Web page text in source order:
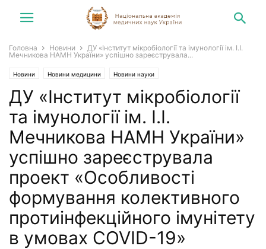
Головна Новини
ДУ «Інститут мікробіології та імунології ім. І.І.
Мечникова НАМН України» успішно зареєструвала...
Новини Новини медицини Новини науки
ДУ «Інститут мікробіології
та імунології ім. І.І.
Мечникова НАМН України»
успішно зареєструвала
проект «Особливості
формування колективного
протиінфекційного імунітету
в умовах COVID-19»